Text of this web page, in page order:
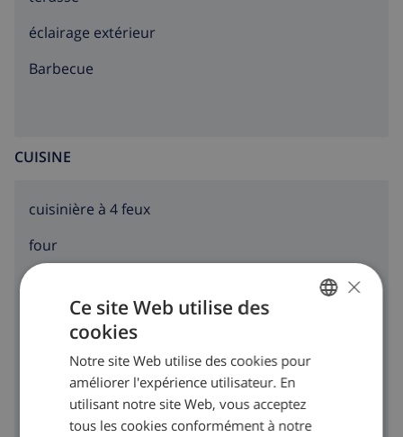
éclairage extérieur
barbecue
CUISINE
cuisinière à 4 feux
four
réfrigérateur
congélateur
toaster
lave-vaisselle
DUTCH
SPANISH
×
Ce site Web utilise des
cookies
Notre site Web utilise des cookies pour
améliorer l'expérience utilisateur. En
utilisant notre site Web, vous acceptez
tous les cookies conformément à notre